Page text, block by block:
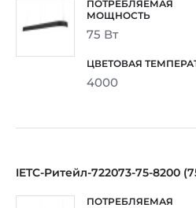
75 Вт
4000
IETC-Ритейл-722073-75-8200